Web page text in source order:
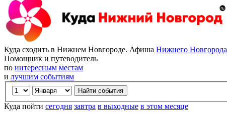
Куда сходить в Нижнем Новгороде. Афиша Нижнего Новгорода
Помощник и путеводитель
по интересным местам
и лучшим событиям
Куда пойти сегодня завтра в выходные в этом месяце